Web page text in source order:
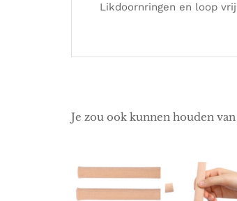
Likdoornringen en loop
Je zou ook kunnen houden